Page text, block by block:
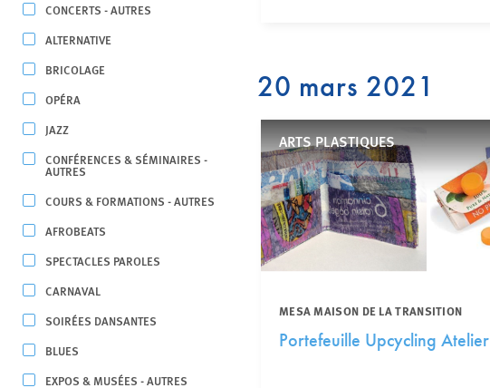
CONCERTS - AUTRES
ALTERNATIVE
BRICOLAGE
OPÉRA
JAZZ
CONFÉRENCES & SÉMINAIRES -
AUTRES
COURS & FORMATIONS - AUTRES
AFROBEATS
SPECTACLES PAROLES
CARNAVAL
SOIRÉES DANSANTES
BLUES
EXPOS & MUSÉES - AUTRES
20 mars 2021
ARTS PLASTIQUES
MESA MAISON DE LA TRANSITION
Portefeuille Upcycling Atelier